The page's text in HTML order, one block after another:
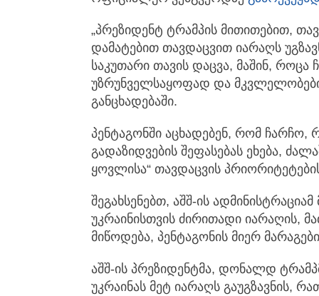
„პრეზიდენტ ტრამპის მითითებით,
დამატებით თავდაცვით იარაღს
საკუთარი თავის დაცვა, მაშინ, როცა
უზრუნველსაყოფად და
განცხადებაში.
პენტაგონში აცხადებენ, რომ
გადაზიდვების შეფასებას ეხება,
ყოვლისა“ თავდაცვის
შეგახსენებთ, აშშ-ის
უკრაინისთვის ძირითადი იარაღის,
მიწოდება, პენტაგონის მიერ
აშშ-ის პრეზიდენტმა, დონალდ
უკრაინას მეტ იარაღს გაუგზავნის,